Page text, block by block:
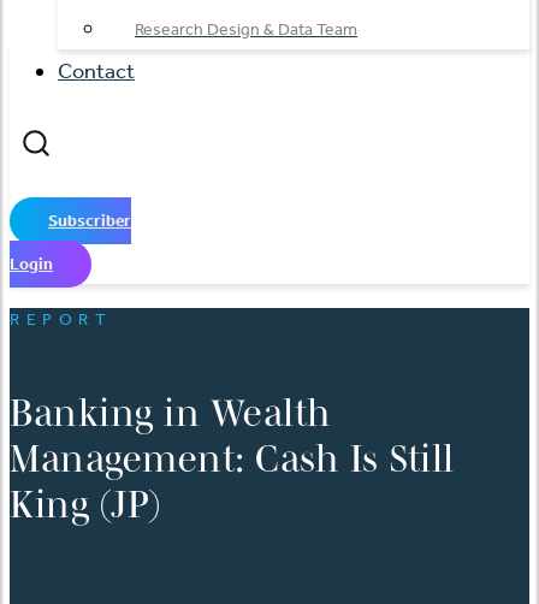
Research Design & Data Team
Contact
Subscriber
Login
REPORT
Banking in Wealth
Management: Cash Is Still
King (JP)